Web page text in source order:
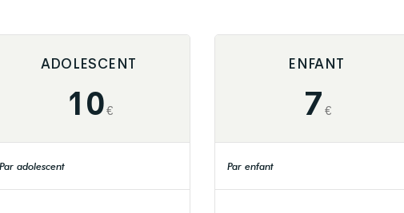
ADOLESCENT
10
€
Par adolescent
ENFANT
7
€
Par enfant